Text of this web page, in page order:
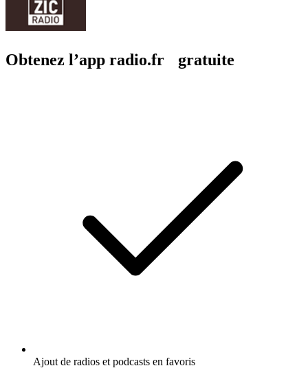
Obtenez l’app radio.fr gratuite
Ajout de radios et podcasts en favoris